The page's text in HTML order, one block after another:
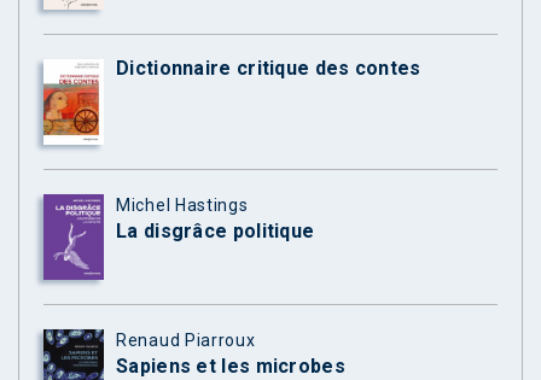
Dictionnaire critique des contes
Michel Hastings
La disgrâce politique
Renaud Piarroux
Sapiens et les microbes